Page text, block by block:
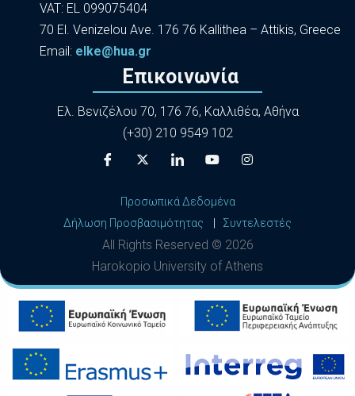
VAT: EL 099075404
70 El. Venizelou Ave. 176 76 Kallithea – Attikis, Greece
Εmail: elke@hua.gr
Επικοινωνία
Ελ. Βενιζέλου 70, 176 76, Καλλιθέα, Αθήνα
(+30) 210 9549 102
Προσωπικά Δεδομένα
Δήλωση Προσβασιμότητας
Συντελεστές
All Rights Reserved © 2026
Harokopio University of Athens